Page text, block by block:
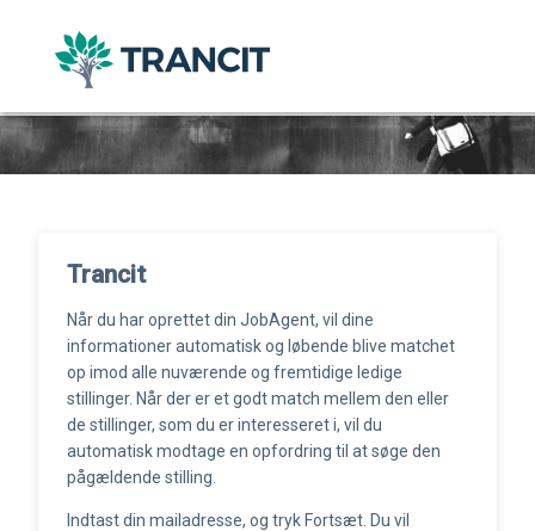
Trancit
Når du har oprettet din JobAgent, vil dine
informationer automatisk og løbende blive matchet
op imod alle nuværende og fremtidige ledige
stillinger. Når der er et godt match mellem den eller
de stillinger, som du er interesseret i, vil du
automatisk modtage en opfordring til at søge den
pågældende stilling.
Indtast din mailadresse, og tryk Fortsæt. Du vil